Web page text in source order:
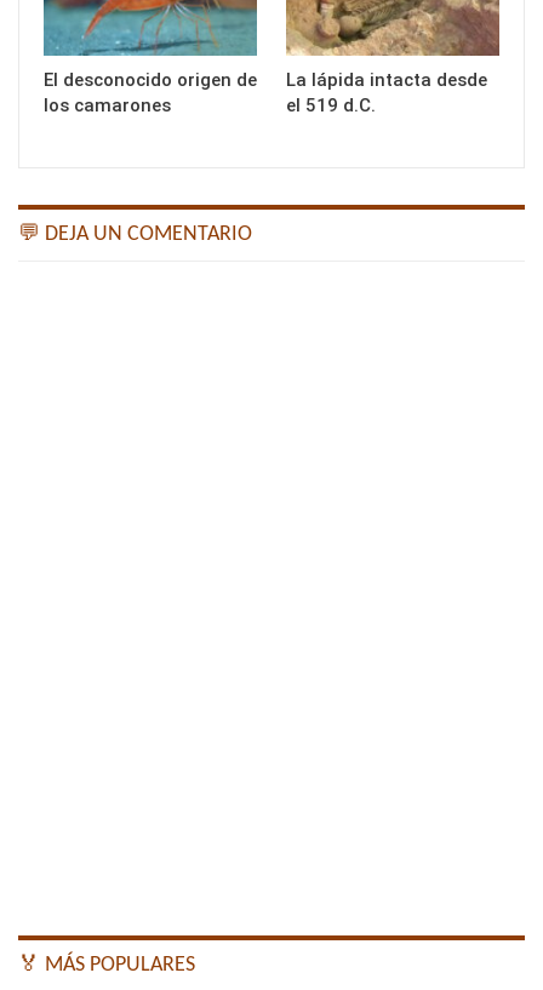
El desconocido origen de
los camarones
La lápida intacta desde
el 519 d.C.
💬 DEJA UN COMENTARIO
🏅 MÁS POPULARES